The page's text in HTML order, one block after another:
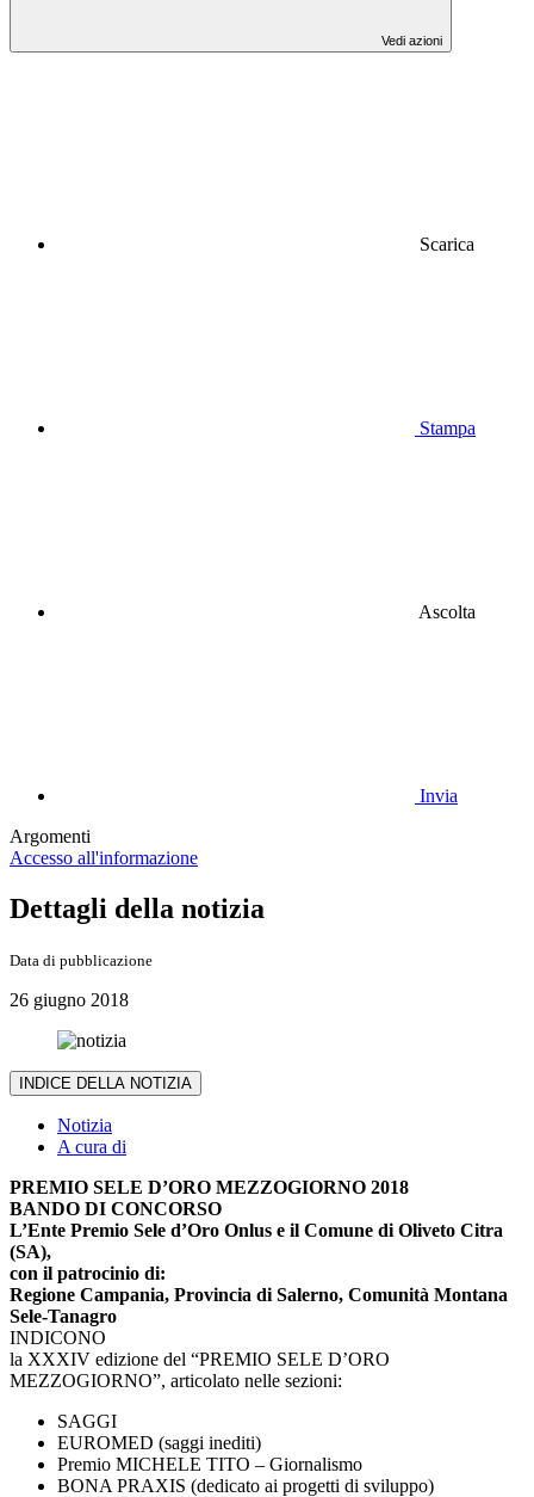
Vedi azioni
Scarica
Stampa
Ascolta
Invia
Argomenti
Accesso all'informazione
Dettagli della notizia
Data di pubblicazione
26 giugno 2018
INDICE DELLA NOTIZIA
Notizia
A cura di
PREMIO SELE D’ORO MEZZOGIORNO 2018
BANDO DI CONCORSO
L’Ente Premio Sele d’Oro Onlus e il Comune di Oliveto Citra
(SA),
con il patrocinio di:
Regione Campania, Provincia di Salerno, Comunità Montana
Sele-Tanagro
INDICONO
la XXXIV edizione del “PREMIO SELE D’ORO
MEZZOGIORNO”, articolato nelle sezioni:
SAGGI
EUROMED (saggi inediti)
Premio MICHELE TITO – Giornalismo
BONA PRAXIS (dedicato ai progetti di sviluppo)